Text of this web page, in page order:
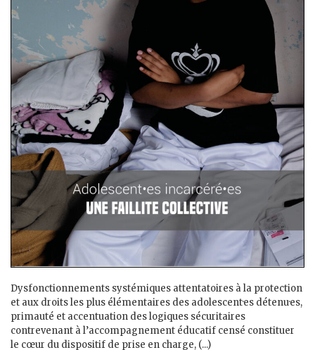
Dysfonctionnements systémiques attentatoires à la protection
et aux droits les plus élémentaires des adolescent·es détenu·es,
primauté et accentuation des logiques sécuritaires
contrevenant à l’accompagnement éducatif censé constituer
le cœur du dispositif de prise en charge, (...)